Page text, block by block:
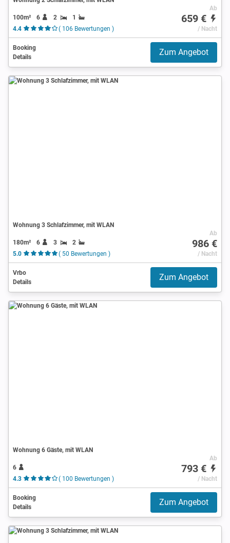
100m² 6 2
1
4.4
( 106 Bewertungen )
Ab
659 €
/ Nacht
Booking
Details
Zum Angebot
Wohnung 3 Schlafzimmer, mit WLAN
180m² 6 3
2
5.0
( 50 Bewertungen )
Ab
986 €
/ Nacht
Vrbo
Details
Zum Angebot
Wohnung 6 Gäste, mit WLAN
6
4.3
( 100 Bewertungen )
Ab
793 €
/ Nacht
Booking
Details
Zum Angebot